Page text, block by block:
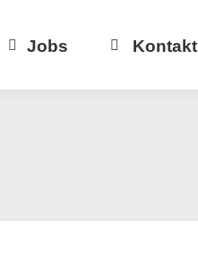
Jobs Kontakt